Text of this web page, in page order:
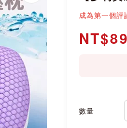
成為第一個評
數量